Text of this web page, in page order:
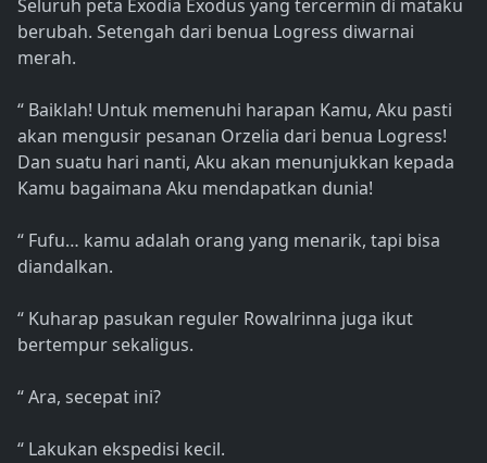
Seluruh peta Exodia Exodus yang tercermin di mataku
berubah. Setengah dari benua Logress diwarnai
merah.
“ Baiklah! Untuk memenuhi harapan Kamu, Aku pasti
akan mengusir pesanan Orzelia dari benua Logress!
Dan suatu hari nanti, Aku akan menunjukkan kepada
Kamu bagaimana Aku mendapatkan dunia!
“ Fufu… kamu adalah orang yang menarik, tapi bisa
diandalkan.
“ Kuharap pasukan reguler Rowalrinna juga ikut
bertempur sekaligus.
“ Ara, secepat ini?
“ Lakukan ekspedisi kecil.